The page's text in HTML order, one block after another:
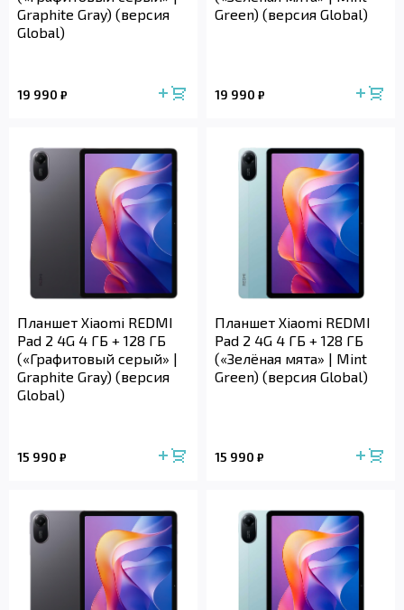
Graphite Gray) (версия
Global)
19 990 ₽
Green) (версия Global)
19 990 ₽
Планшет Xiaomi REDMI
Pad 2 4G 4 ГБ + 128 ГБ
(«Графитовый серый» |
Graphite Gray) (версия
Global)
15 990 ₽
Планшет Xiaomi REDMI
Pad 2 4G 4 ГБ + 128 ГБ
(«Зелёная мята» | Mint
Green) (версия Global)
15 990 ₽